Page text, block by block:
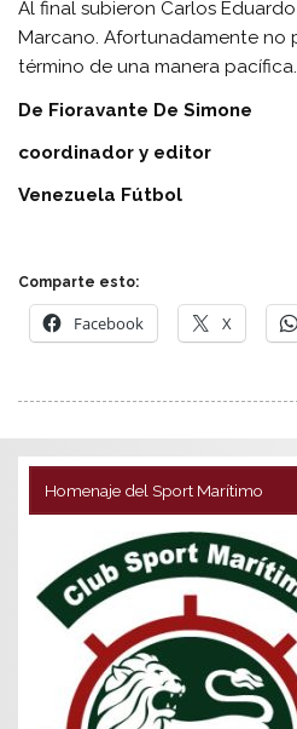
Al final subieron Carlos
Marcano. Afortunadamente no
término de una manera pacífica.
De Fioravante De Simone
coordinador y editor
Venezuela Fútbol
Comparte esto:
Facebook X
Homenaje del Sport Marítimo